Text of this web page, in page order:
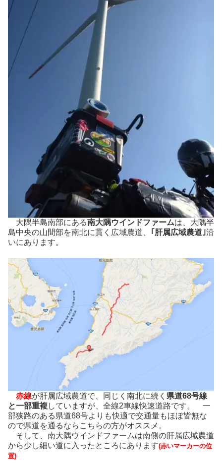
大隅半島南部にある南大隅ウインドファームは、大隅半
島中央の山間部を南北に貫く広域農道、
｢肝属広域農道｣沿
いにあります。
赤線が肝属広域農道で、同じく南北に続く 県道68号線
と一部重複していますが、全線2車線快速道路です。 一
部狭路のある県道68号よりも快適で交通量もほぼ皆無な
ので県道を通るならこちらの方がオススメ。
そして、南大隅ウインドファームは南側の肝属広域農道
から少し細い道に入ったところにあります(赤いマーカーの位
置)